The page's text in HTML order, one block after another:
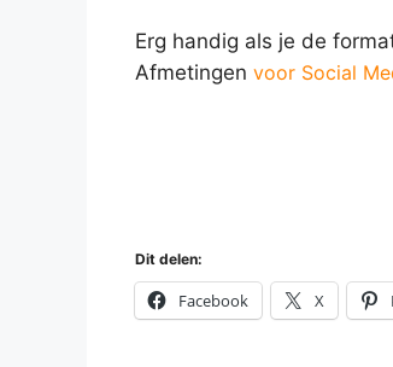
Erg handig als je de
Afmetingen voor Social
Dit delen:
Facebook X